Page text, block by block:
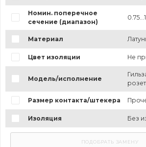
Номин. поперечное
сечение (диапазон)
Материал
Цвет изоляции Не
Модель/исполнение
Размер контакта/штекера
Изоляция Без